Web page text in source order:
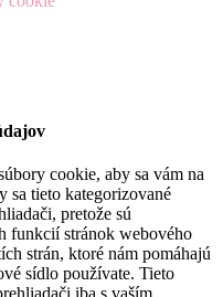
cookie, aby sa vám na
sa tieto kategorizované
pretože sú
funkcií stránok webového
strán, ktoré nám pomáhajú
sídlo používate. Tieto